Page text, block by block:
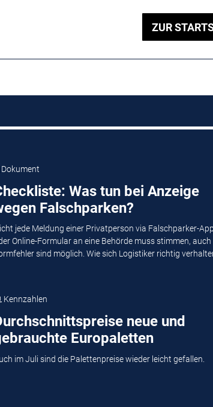
ZUR
Dokument
Was tun bei Anzeige
Falschparken?
jede Meldung einer Privatperson via Falschparker-
Online-Formular an eine Behörde muss stimmen, auch
sind möglich. Wie sich Logistiker richtig
Kennzahlen
neue und
Europaletten
im Juli sind die Palettenpreise wieder leicht gefallen.